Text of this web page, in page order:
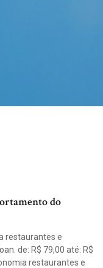
do
restaurantes e
de: R$ 79,00 até: R$
restaurantes e